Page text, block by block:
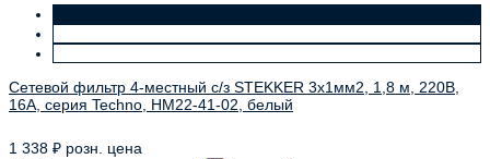
Сетевой фильтр 4-местный с/з STEKKER 3x1мм2, 1,8 м, 220В,
16А, серия Techno, HM22-41-02, белый
1 338 ₽ розн. цена